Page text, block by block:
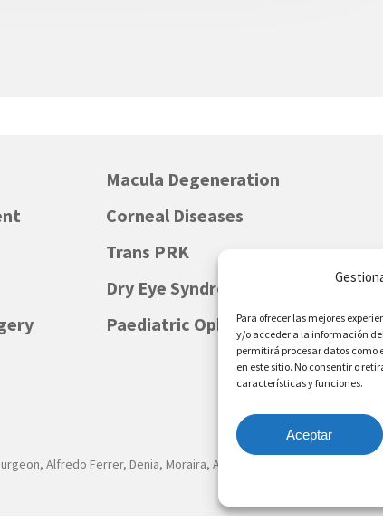
Para ofrecer las mejores
y/o acceder a la información
permitirá procesar datos
en este sitio. No consentir o
características y funciones.
Aceptar
Macula Degeneration
Corneal Diseases
Trans PRK
Dry Eye Syndrome
Paediatric Ophthalmology
Alfredo Ferrer, Denia, Moraira, Alicante.